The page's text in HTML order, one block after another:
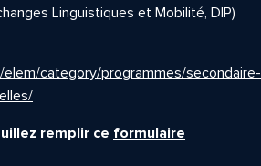
Linguistiques et Mobilité, DIP)
category/programmes/secondaire-
remplir ce formulaire